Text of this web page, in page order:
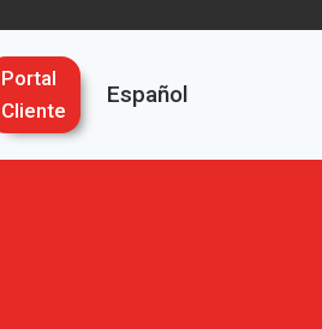
Portal
Cliente
Español